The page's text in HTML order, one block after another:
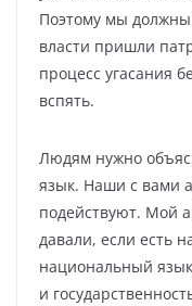
Поэтому мы должны
власти пришли
процесс угасания
вспять.
Людям нужно
язык. Наши с вами
подействуют. Мой
давали, если есть
национальный
и